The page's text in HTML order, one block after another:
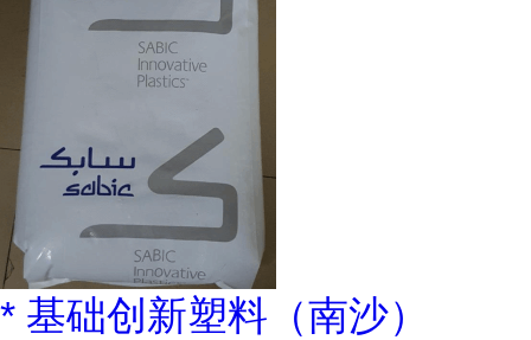
* 基础创新塑料（南沙）